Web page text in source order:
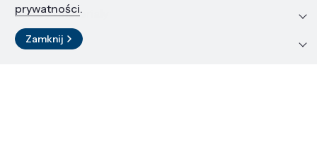
Zasoby i materiały
Kontakt
prywatności.
Zamknij